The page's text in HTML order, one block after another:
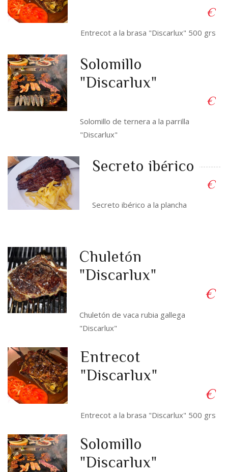
€
Entrecot a la brasa "Discarlux" 500 grs
Solomillo
"Discarlux"
€
Solomillo de ternera a la parrilla
"Discarlux"
Secreto ibérico
€
Secreto ibérico a la plancha
Chuletón
"Discarlux"
€
Chuletón de vaca rubia gallega
"Discarlux"
Entrecot
"Discarlux"
€
Entrecot a la brasa "Discarlux" 500 grs
Solomillo
"Discarlux"